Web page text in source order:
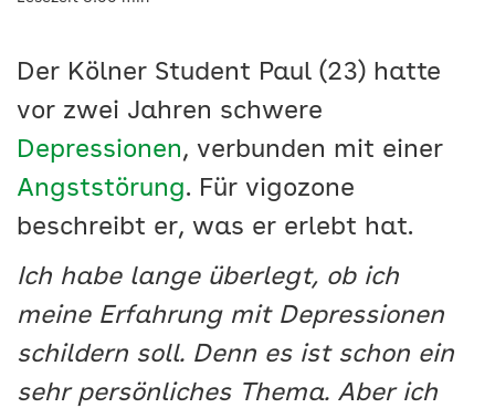
Der Kölner Student Paul (23) hatte
vor zwei Jahren schwere
Depressionen, verbunden mit einer
Angststörung. Für vigozone
beschreibt er, was er erlebt hat.
Ich habe lange überlegt, ob ich
meine Erfahrung mit Depressionen
schildern soll. Denn es ist schon ein
sehr persönliches Thema. Aber ich